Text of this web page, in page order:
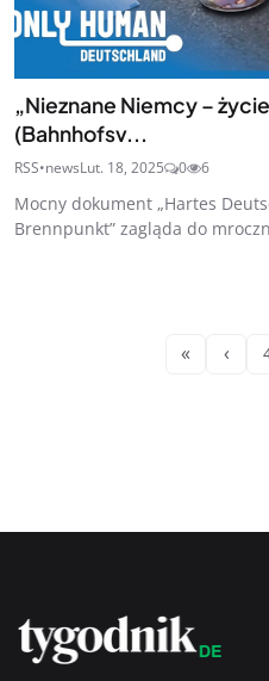
„Nieznane Niemcy –
(Bahnhofsv...
RSS•newsLut. 18, 2025 0 6
Mocny dokument „Hartes
Brennpunkt” zagląda do
« ‹